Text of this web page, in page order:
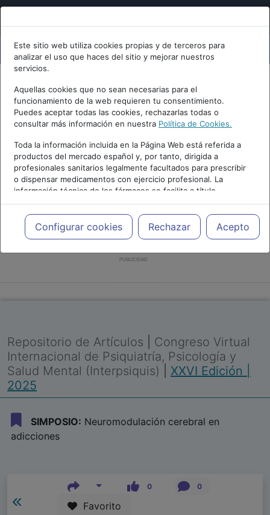
Este sitio web utiliza cookies propias y de terceros para
analizar el uso que haces del sitio y mejorar nuestros
servicios.
Aquellas cookies que no sean necesarias para el
funcionamiento de la web requieren tu consentimiento.
Puedes aceptar todas las cookies, rechazarlas todas o
consultar más información en nuestra Política de Cookies.
Toda la información incluida en la Página Web está referida a
productos del mercado español y, por tanto, dirigida a
profesionales sanitarios legalmente facultados para prescribir
o dispensar medicamentos con ejercicio profesional. La
información técnica de los fármacos se facilita a título
meramente informativo, siendo responsabilidad de los
profesionales facultados prescribir medicamentos y decidir, en
cada caso concreto, el tratamiento más adecuado a las
necesidades del paciente.
Configurar cookies Rechazar Acepto
PUBLICIDAD
Repositorio de Artículos
Congreso Virtual
Internacional de Psiquiatría, Psicología y
Salud Mental (Interpsiquis)
XXVI Edición |
2025
SIMPOSIO: Neuromodulación cerebral en
adicciones
0 0
Favorito